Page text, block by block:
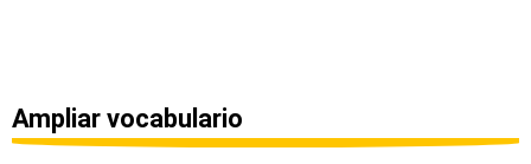
Ampliar vocabulario